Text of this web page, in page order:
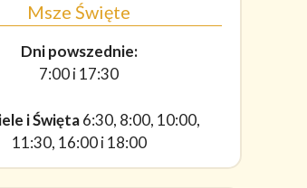
Msze Święte
Dni powszednie:
7:00 i 17:30
i Święta6:30, 8:00, 10:00,
11:30, 16:00 i 18:00